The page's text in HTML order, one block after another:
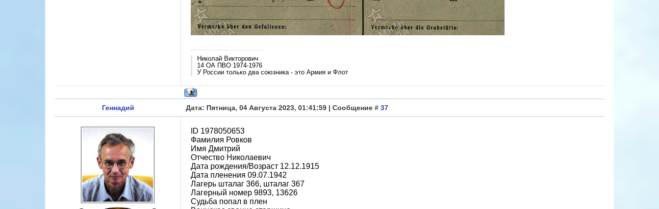
Николай Викторович
14 ОА ПВО 1974-1976
У России только два союзника - это Армия и Флот
Геннадий Дата: Пятница, 04 Августа 2023, 01:41:59 | Сообщение # 37
ID 1978050653
Фамилия Ровков
Имя Дмитрий
Отчество Николаевич
Дата рождения/Возраст 12.12.1915
Дата пленения 09.07.1942
Лагерь шталаг 366, шталаг 367
Лагерный номер 9893, 13626
Судьба попал в плен